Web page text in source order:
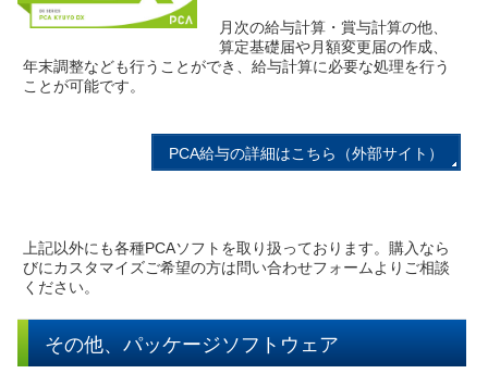
月次の給与計算・賞与計算の他、
算定基礎届や月額変更届の作成、
年末調整なども行うことができ、給与計算に必要な処理を行う
ことが可能です。
PCA給与の詳細はこちら（外部サイト）
上記以外にも各種PCAソフトを取り扱っております。購入なら
びにカスタマイズご希望の方は問い合わせフォームよりご相談
ください。
その他、パッケージソフトウェア